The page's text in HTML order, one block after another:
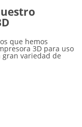
que hemos
3D para uso
variedad de